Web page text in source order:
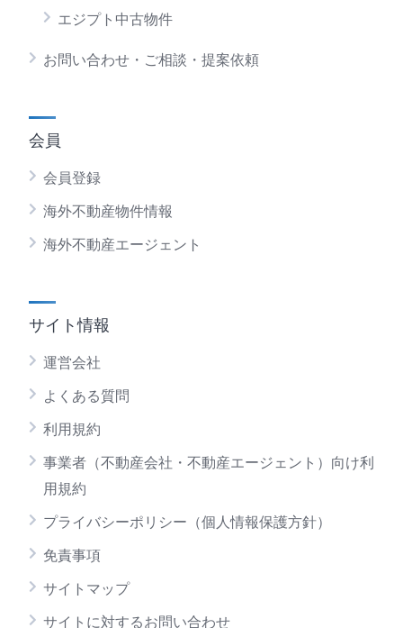
エジプト中古物件
お問い合わせ・ご相談・提案依頼
会員
会員登録
海外不動産物件情報
海外不動産エージェント
サイト情報
運営会社
よくある質問
利用規約
事業者（不動産会社・不動産エージェント）向け利
用規約
プライバシーポリシー（個人情報保護方針）
免責事項
サイトマップ
サイトに対するお問い合わせ